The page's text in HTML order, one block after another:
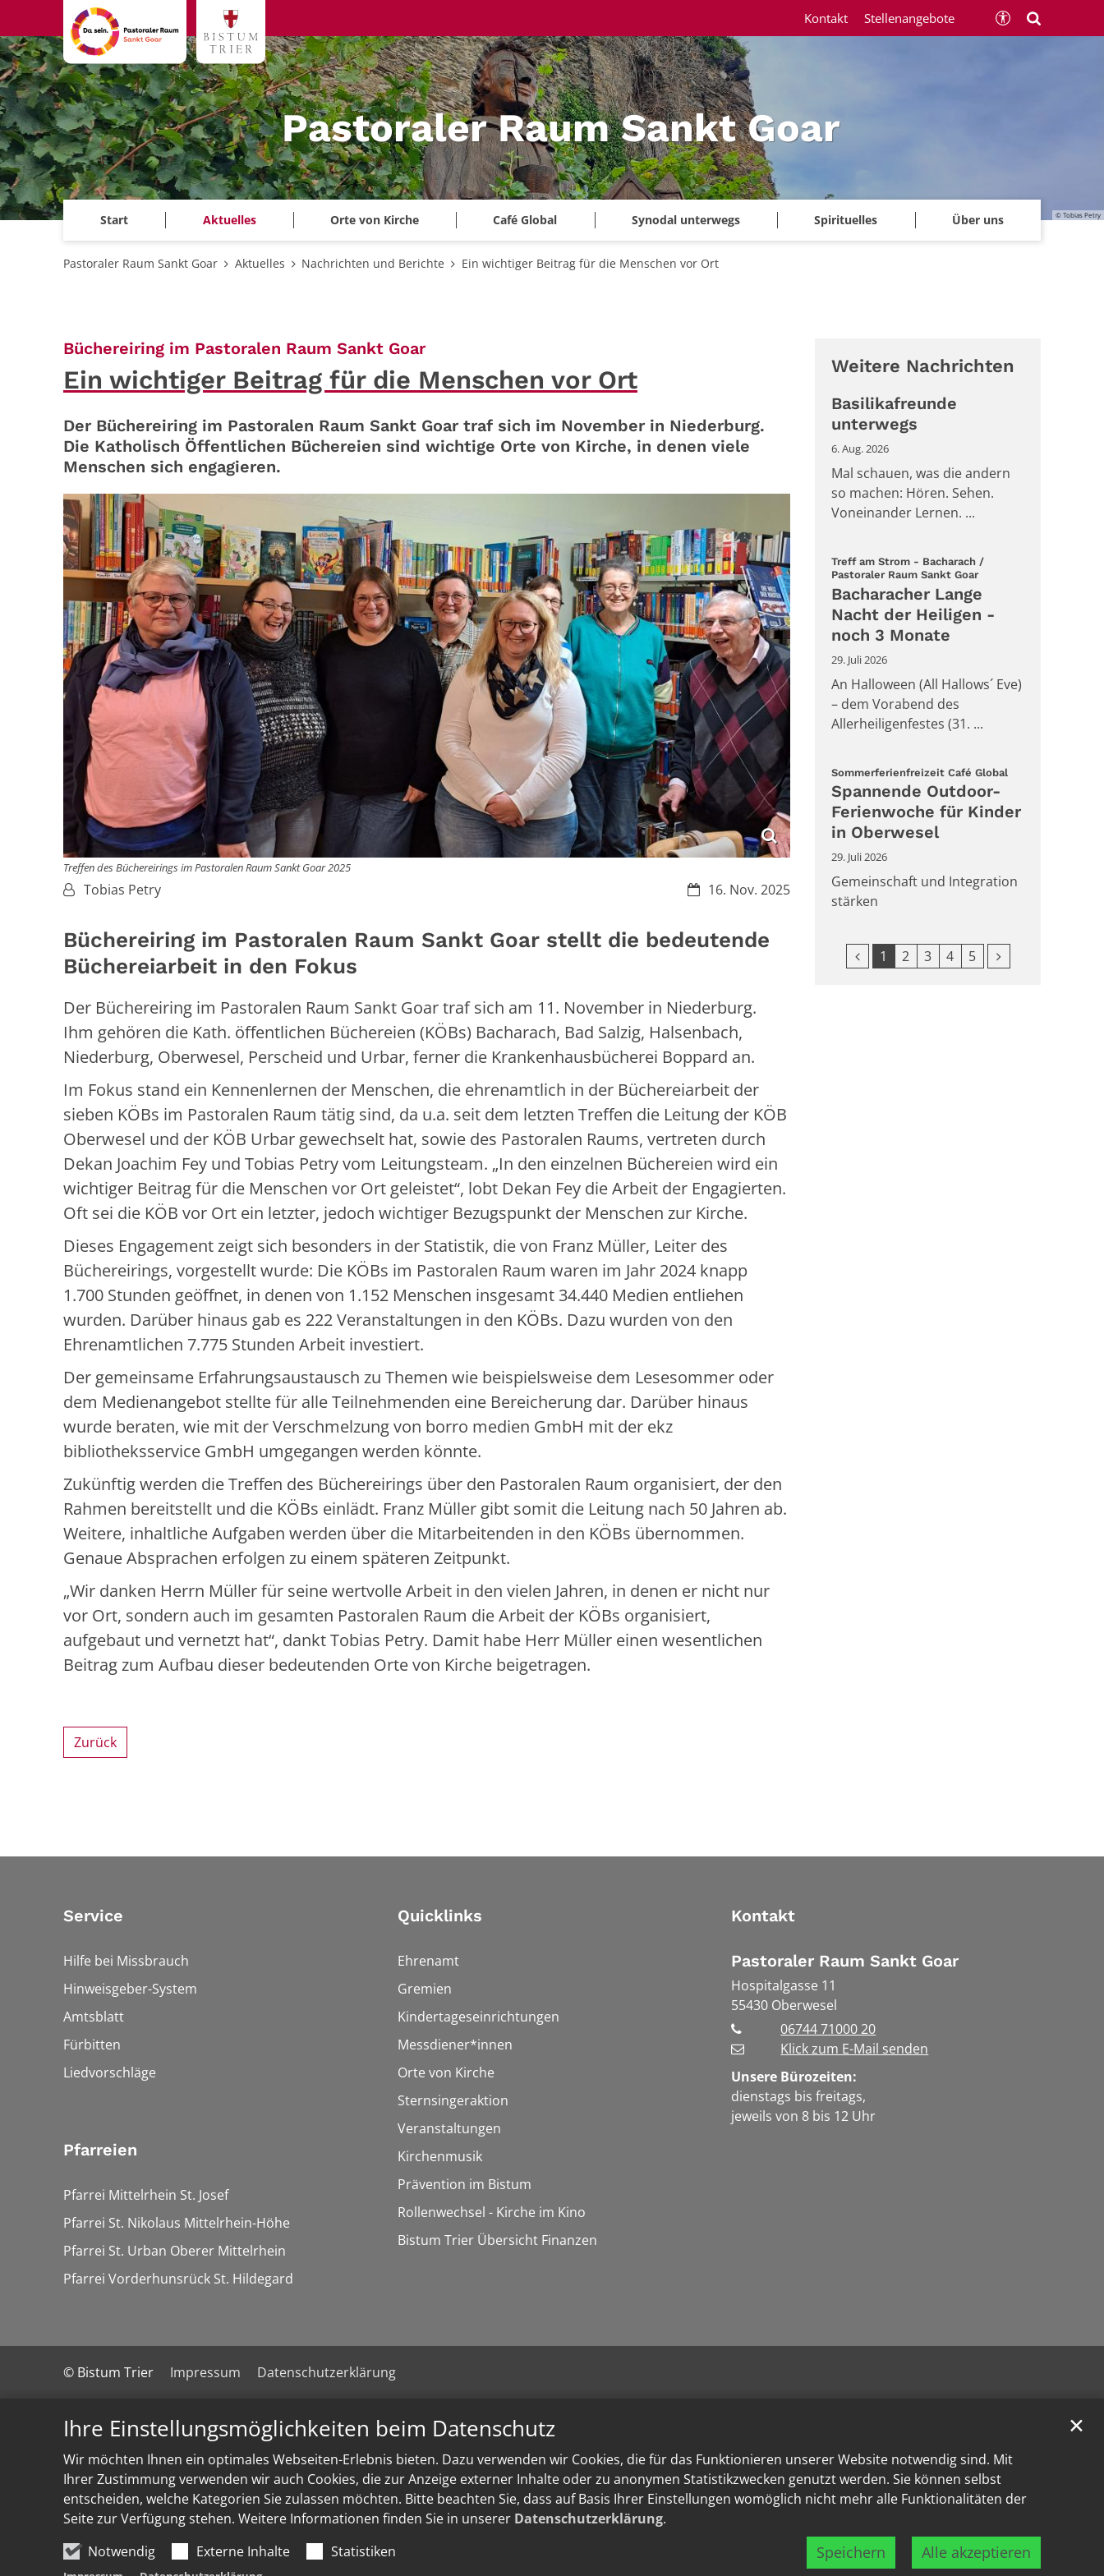
Ihre Einstellungsmöglichkeiten beim Datenschutz
Wir möchten Ihnen ein optimales Webseiten-Erlebnis bieten. Dazu verwenden wir Cookies, die für das Funktionieren unserer Website notwendig sind. Mit
Ihrer Zustimmung verwenden wir auch Cookies, die zur Anzeige externer Inhalte oder zu anonymen Statistikzwecken genutzt werden. Sie können selbst
entscheiden, welche Kategorien Sie zulassen möchten. Bitte beachten Sie, dass auf Basis Ihrer Einstellungen womöglich nicht mehr alle Funktionalitäten der
Seite zur Verfügung stehen. Weitere Informationen finden Sie in unserer Datenschutzerklärung.
Notwendig
Externe Inhalte Statistiken Speichern Alle akzeptieren
✕
Zum Inhalt springen
© Tobias Petry
Pastoraler Raum Sankt Goar
Start Aktuelles Orte von Kirche Café Global Synodal unterwegs Spirituelles Über uns
Kontakt Stellenangebote
Pastoraler Raum Sankt Goar Aktuelles Nachrichten und Berichte Ein wichtiger Beitrag für die Menschen vor Ort
Büchereiring im Pastoralen Raum Sankt Goar:
Ein wichtiger Beitrag für die Menschen vor Ort
Der Büchereiring im Pastoralen Raum Sankt Goar traf sich im November in Niederburg.
Die Katholisch Öffentlichen Büchereien sind wichtige Orte von Kirche, in denen viele
Menschen sich engagieren.
Treffen des Büchereirings im Pastoralen Raum Sankt Goar 2025
Datum:16. Nov. 2025
Von:Tobias Petry
Büchereiring im Pastoralen Raum Sankt Goar stellt die bedeutende
Büchereiarbeit in den Fokus
Der Büchereiring im Pastoralen Raum Sankt Goar traf sich am 11. November in Niederburg.
Ihm gehören die Kath. öffentlichen Büchereien (KÖBs) Bacharach, Bad Salzig, Halsenbach,
Niederburg, Oberwesel, Perscheid und Urbar, ferner die Krankenhausbücherei Boppard an.
Im Fokus stand ein Kennenlernen der Menschen, die ehrenamtlich in der Büchereiarbeit der
sieben KÖBs im Pastoralen Raum tätig sind, da u.a. seit dem letzten Treffen die Leitung der KÖB
Oberwesel und der KÖB Urbar gewechselt hat, sowie des Pastoralen Raums, vertreten durch
Dekan Joachim Fey und Tobias Petry vom Leitungsteam. „In den einzelnen Büchereien wird ein
wichtiger Beitrag für die Menschen vor Ort geleistet“, lobt Dekan Fey die Arbeit der Engagierten.
Oft sei die KÖB vor Ort ein letzter, jedoch wichtiger Bezugspunkt der Menschen zur Kirche.
Dieses Engagement zeigt sich besonders in der Statistik, die von Franz Müller, Leiter des
Büchereirings, vorgestellt wurde: Die KÖBs im Pastoralen Raum waren im Jahr 2024 knapp
1.700 Stunden geöffnet, in denen von 1.152 Menschen insgesamt 34.440 Medien entliehen
wurden. Darüber hinaus gab es 222 Veranstaltungen in den KÖBs. Dazu wurden von den
Ehrenamtlichen 7.775 Stunden Arbeit investiert.
Der gemeinsame Erfahrungsaustausch zu Themen wie beispielsweise dem Lesesommer oder
dem Medienangebot stellte für alle Teilnehmenden eine Bereicherung dar. Darüber hinaus
wurde beraten, wie mit der Verschmelzung von borro medien GmbH mit der ekz
bibliotheksservice GmbH umgegangen werden könnte.
Zukünftig werden die Treffen des Büchereirings über den Pastoralen Raum organisiert, der den
Rahmen bereitstellt und die KÖBs einlädt. Franz Müller gibt somit die Leitung nach 50 Jahren ab.
Weitere, inhaltliche Aufgaben werden über die Mitarbeitenden in den KÖBs übernommen.
Genaue Absprachen erfolgen zu einem späteren Zeitpunkt.
„Wir danken Herrn Müller für seine wertvolle Arbeit in den vielen Jahren, in denen er nicht nur
vor Ort, sondern auch im gesamten Pastoralen Raum die Arbeit der KÖBs organisiert,
aufgebaut und vernetzt hat“, dankt Tobias Petry. Damit habe Herr Müller einen wesentlichen
Beitrag zum Aufbau dieser bedeutenden Orte von Kirche beigetragen.
Zurück
Weitere Nachrichten
Basilikafreunde
unterwegs
6. Aug. 2026
Mal schauen, was die andern
so machen: Hören. Sehen.
Voneinander Lernen. ...
Treff am Strom - Bacharach /
Pastoraler Raum Sankt Goar:
Bacharacher Lange
Nacht der Heiligen -
noch 3 Monate
29. Juli 2026
An Halloween (All Hallows´ Eve)
– dem Vorabend des
Allerheiligenfestes (31. ...
Sommerferienfreizeit Café Global
Spannende Outdoor-
Ferienwoche für Kinder
in Oberwesel
29. Juli 2026
Gemeinschaft und Integration
stärken
Vorherige Seite
1 2 3 4 5 Nächste Seite
Service
Hilfe bei Missbrauch
Hinweisgeber-System
Amtsblatt
Fürbitten
Liedvorschläge
Pfarreien
Pfarrei Mittelrhein St. Josef
Pfarrei St. Nikolaus Mittelrhein-Höhe
Pfarrei St. Urban Oberer Mittelrhein
Pfarrei Vorderhunsrück St. Hildegard
Quicklinks
Ehrenamt
Gremien
Kindertageseinrichtungen
Messdiener*innen
Orte von Kirche
Sternsingeraktion
Veranstaltungen
Kirchenmusik
Prävention im Bistum
Rollenwechsel - Kirche im Kino
Bistum Trier Übersicht Finanzen
Kontakt
Pastoraler Raum Sankt Goar
Hospitalgasse 11
55430 Oberwesel
06744 71000 20
Klick zum E-Mail senden
Unsere Bürozeiten:
dienstags bis freitags,
jeweils von 8 bis 12 Uhr
© Bistum Trier Impressum Datenschutzerklärung